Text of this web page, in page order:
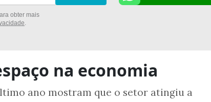
obter mais
.
na economia
ano mostram que o setor atingiu a